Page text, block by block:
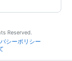
Reserved.
シーポリシー